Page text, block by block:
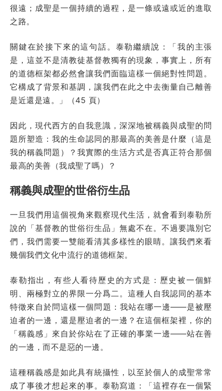
很遠；成聖是一個持續的過程，是一條或遠或近的進取
之路。
關鍵在於接下來的這句話。泰勒繼續說：「我的主張
是，這並不是清教徒基督教獨有的現象，事實上，所有
的道德框架都必然會讓我們面臨這樣一個絕對性問題。
它構成了背景和基調，讓我們在此之中去衡量自己離善
是近還是遠。」（45 頁）
因此，現代西方的自我意識，深深地被稱義與成聖的問
題所塑造：我的生命認同的那最高的美善是什麼（這是
我的稱義問題）？我實際的生活方式是否真正符合那個
最高的美善（我成聖了嗎）？
稱義與成聖的世俗衍生品
一旦我們用這個視角來觀察現代生活，就會看到泰勒所
說的「基督教的世俗衍生品」無處不在。不過要識別它
們，我們需要一雙能看清其多樣性的眼睛。讓我們來看
幾個我們文化中流行的道德框架。
泰勒指出，有些人看待歷史的方式是：歷史被一個鮮
明、兩極對立的界限一分爲二。這種人自我認同的基本
特徵來自於問這樣一個問題：我站在哪一邊——是被壓
迫者的一邊，還是壓迫者的一邊？在這個框架裡，你的
「稱義感」來自於你站在了正確的事業一邊——站在善
的一邊，而不是惡的一邊。
這種稱義感是如此具有統攝性，以至於個人的成聖常常
成了事後才想起來的事。泰勒寫道：「這裡存在一個緊